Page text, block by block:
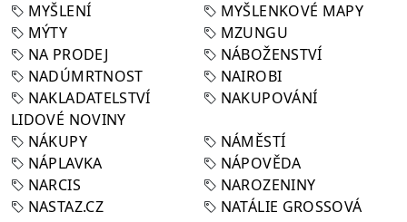
MYŠLENÍ
MYŠLENKOVÉ MAPY
MÝTY
MZUNGU
NA PRODEJ
NÁBOŽENSTVÍ
NADÚMRTNOST
NAIROBI
NAKLADATELSTVÍ
LIDOVÉ NOVINY
NAKUPOVÁNÍ
NÁKUPY
NÁMĚSTÍ
NÁPLAVKA
NÁPOVĚDA
NARCIS
NAROZENINY
NASTAZ.CZ
NATÁLIE GROSSOVÁ